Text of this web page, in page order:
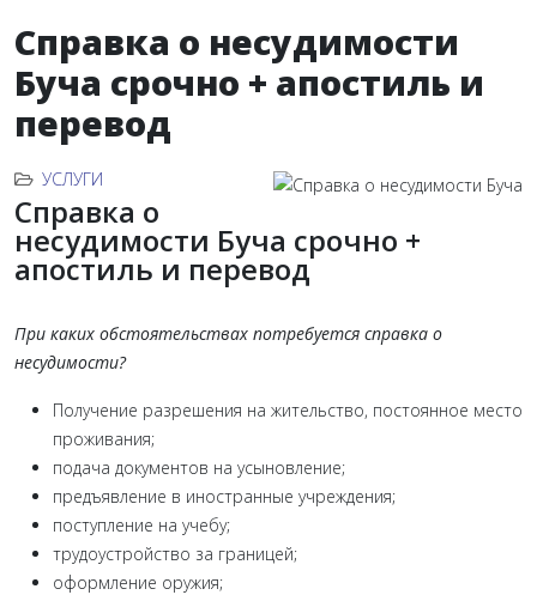
Справка о несудимости
Буча срочно + апостиль и
перевод
УСЛУГИ
Справка о
несудимости Буча срочно +
апостиль и перевод
При каких обстоятельствах потребуется справка о
несудимости?
Получение разрешения на жительство, постоянное место
проживания;
подача документов на усыновление;
предъявление в иностранные учреждения;
поступление на учебу;
трудоустройство за границей;
оформление оружия;